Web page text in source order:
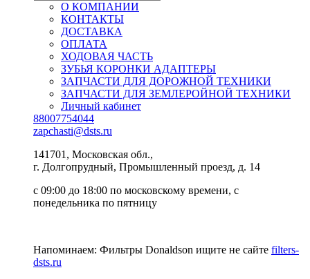
О КОМПАНИИ
КОНТАКТЫ
ДОСТАВКА
ОПЛАТА
ХОДОВАЯ ЧАСТЬ
ЗУБЬЯ КОРОНКИ АДАПТЕРЫ
ЗАПЧАСТИ ДЛЯ ДОРОЖНОЙ ТЕХНИКИ
ЗАПЧАСТИ ДЛЯ ЗЕМЛЕРОЙНОЙ ТЕХНИКИ
Личный кабинет
88007754044
zapchasti@dsts.ru
141701, Московская обл.,
г. Долгопрудный, Промышленный проезд, д. 14
с 09:00 до 18:00 по московскому времени, с
понедельника по пятницу
Напоминаем: Фильтры Donaldson ищите не сайте filters-
dsts.ru